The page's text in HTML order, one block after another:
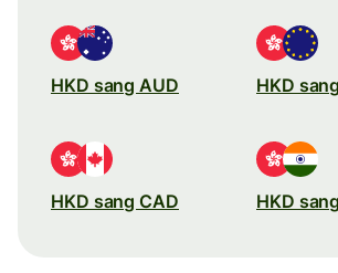
HKD sang AUD HKD
HKD sang CAD HKD